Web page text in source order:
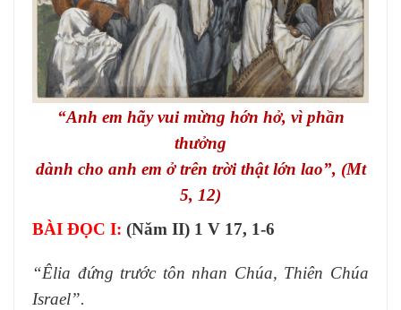
“Anh em hãy vui mừng hớn hở, vì phần
thưởng
dành cho anh em ở trên trời thật lớn lao”, (Mt
5, 12)
BÀI ĐỌC I: (Năm II) 1 V 17, 1-6
“Êlia đứng trước tôn nhan Chúa, Thiên Chúa
Israel”.